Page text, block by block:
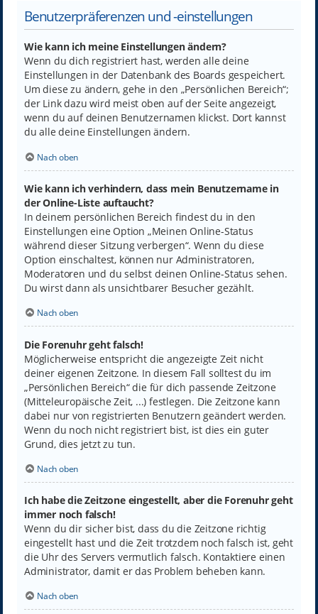
Benutzerpräferenzen und -einstellungen
Wie kann ich meine Einstellungen ändern?
Wenn du dich registriert hast, werden alle deine
Einstellungen in der Datenbank des Boards gespeichert.
Um diese zu ändern, gehe in den „Persönlichen Bereich“;
der Link dazu wird meist oben auf der Seite angezeigt,
wenn du auf deinen Benutzernamen klickst. Dort kannst
du alle deine Einstellungen ändern.
Nach oben
Wie kann ich verhindern, dass mein Benutzername in
der Online-Liste auftaucht?
In deinem persönlichen Bereich findest du in den
Einstellungen eine Option „Meinen Online-Status
während dieser Sitzung verbergen“. Wenn du diese
Option einschaltest, können nur Administratoren,
Moderatoren und du selbst deinen Online-Status sehen.
Du wirst dann als unsichtbarer Besucher gezählt.
Nach oben
Die Forenuhr geht falsch!
Möglicherweise entspricht die angezeigte Zeit nicht
deiner eigenen Zeitzone. In diesem Fall solltest du im
„Persönlichen Bereich“ die für dich passende Zeitzone
(Mitteleuropäische Zeit, ...) festlegen. Die Zeitzone kann
dabei nur von registrierten Benutzern geändert werden.
Wenn du noch nicht registriert bist, ist dies ein guter
Grund, dies jetzt zu tun.
Nach oben
Ich habe die Zeitzone eingestellt, aber die Forenuhr geht
immer noch falsch!
Wenn du dir sicher bist, dass du die Zeitzone richtig
eingestellt hast und die Zeit trotzdem noch falsch ist, geht
die Uhr des Servers vermutlich falsch. Kontaktiere einen
Administrator, damit er das Problem beheben kann.
Nach oben